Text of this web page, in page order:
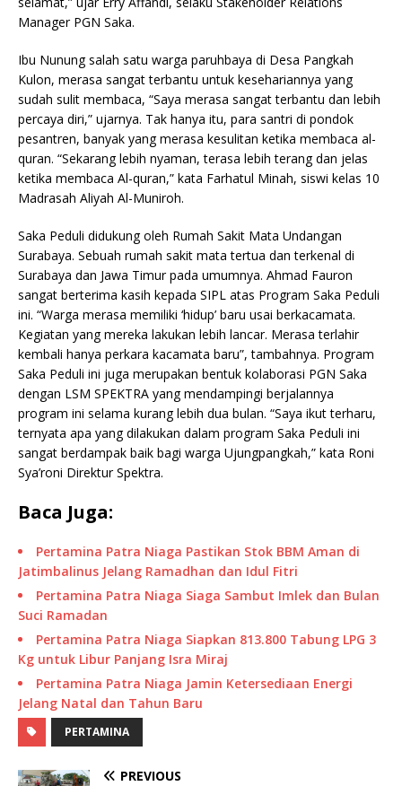
Manager PGN Saka.
Ibu Nunung salah satu warga paruhbaya di Desa Pangkah
Kulon, merasa sangat terbantu untuk kesehariannya yang
sudah sulit membaca, “Saya merasa sangat terbantu dan lebih
percaya diri,” ujarnya. Tak hanya itu, para santri di pondok
pesantren, banyak yang merasa kesulitan ketika membaca al-
quran. “Sekarang lebih nyaman, terasa lebih terang dan jelas
ketika membaca Al-quran,” kata Farhatul Minah, siswi kelas 10
Madrasah Aliyah Al-Muniroh.
Saka Peduli didukung oleh Rumah Sakit Mata Undangan
Surabaya. Sebuah rumah sakit mata tertua dan terkenal di
Surabaya dan Jawa Timur pada umumnya. Ahmad Fauron
sangat berterima kasih kepada SIPL atas Program Saka Peduli
ini. “Warga merasa memiliki ‘hidup’ baru usai berkacamata.
Kegiatan yang mereka lakukan lebih lancar. Merasa terlahir
kembali hanya perkara kacamata baru”, tambahnya. Program
Saka Peduli ini juga merupakan bentuk kolaborasi PGN Saka
dengan LSM SPEKTRA yang mendampingi berjalannya
program ini selama kurang lebih dua bulan. “Saya ikut terharu,
ternyata apa yang dilakukan dalam program Saka Peduli ini
sangat berdampak baik bagi warga Ujungpangkah,” kata Roni
Sya’roni Direktur Spektra.
Baca Juga:
Pertamina Patra Niaga Pastikan Stok BBM Aman di
Jatimbalinus Jelang Ramadhan dan Idul Fitri
Pertamina Patra Niaga Siaga Sambut Imlek dan Bulan
Suci Ramadan
Pertamina Patra Niaga Siapkan 813.800 Tabung LPG 3
Kg untuk Libur Panjang Isra Miraj
Pertamina Patra Niaga Jamin Ketersediaan Energi
Jelang Natal dan Tahun Baru
PERTAMINA
PREVIOUS